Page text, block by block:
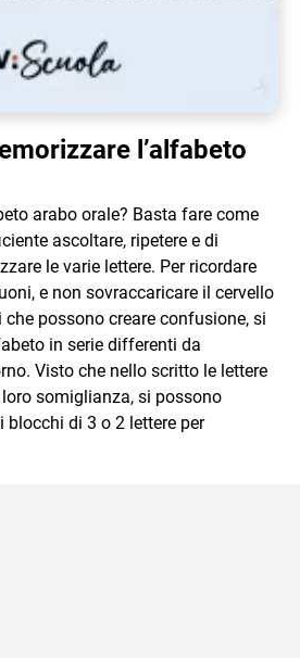
l’alfabeto
arabo orale? Basta fare come
ascoltare, ripetere e di
le varie lettere. Per ricordare
e non sovraccaricare il cervello
possono creare confusione, si
in serie differenti da
Visto che nello scritto le lettere
somiglianza, si possono
blocchi di 3 o 2 lettere per